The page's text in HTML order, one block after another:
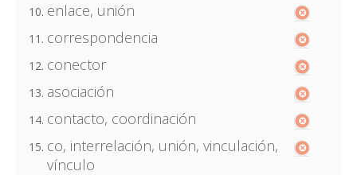
enlace, unión
correspondencia
conector
asociación
contacto, coordinación
co, interrelación, unión, vinculación,
vínculo